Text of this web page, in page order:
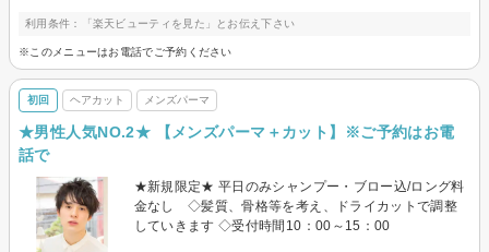
利用条件：「楽天ビューティを見た」とお伝え下さい
※このメニューはお電話でご予約ください
初回 ヘアカット メンズパーマ
★男性人気NO.2★ 【メンズパーマ＋カット】※ご予約はお電
話で
★新規限定★ 平日のみシャンプー・ブロー込/ロング料
金なし ◇髪質、骨格等を考え、ドライカットで調整
していきます ◇受付時間10：00～15：00